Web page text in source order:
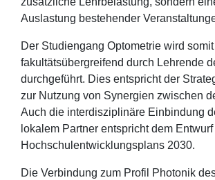
Auslastung bestehender
Der Studiengang Optometrie wird
fakultätsübergreifend durch Lehrende
durchgeführt. Dies entspricht der
zur Nutzung von Synergien zwischen
Auch die interdisziplinäre Einbindung
lokalem Partner entspricht dem
Hochschulentwicklungsplans 2030.
Die Verbindung zum Profil Photonik